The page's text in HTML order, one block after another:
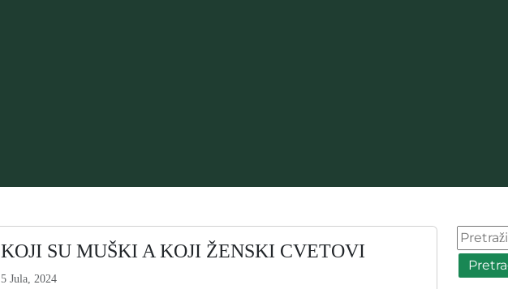
KOJI SU MUŠKI A KOJI ŽENSKI CVETOVI
5 Jula, 2024
Pretraga: